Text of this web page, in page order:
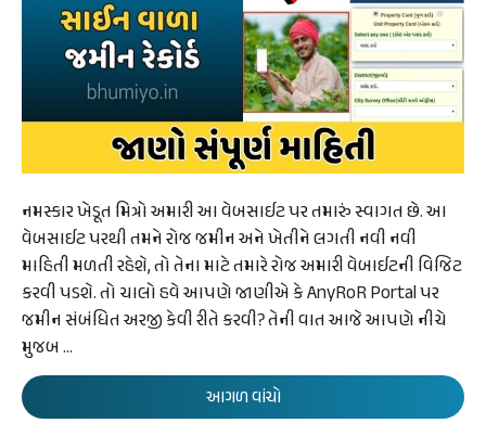
નમસ્કાર ખેડૂત મિત્રો અમારી આ વેબસાઈટ પર તમારું સ્વાગત છે. આ
વેબસાઈટ પરથી તમને રોજ જમીન અને ખેતીને લગતી નવી નવી
માહિતી મળતી રહેશે, તો તેના માટે તમારે રોજ અમારી વેબાઈટની વિજિટ
કરવી પડશે. તો ચાલો હવે આપણે જાણીએ કે AnyRoR Portal પર
જમીન સંબંધિત અરજી કેવી રીતે કરવી? તેની વાત આજે આપણે નીચે
મુજબ …
આગળ વાંચો